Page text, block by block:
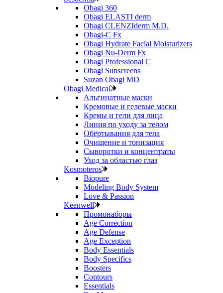
Obagi 360
Obagi ELASTI derm
Obagi CLENZIderm M.D.
Obagi-C Fx
Obagi Hydrate Facial Moisturizers
Obagi Nu-Derm Fx
Obagi Professional C
Obagi Sunscreens
Suzan Obagi MD
Obagi Medical
Альгинатные маски
Кремовые и гелевые маски
Кремы и гели для лица
Линия по уходу за телом
Обёртывания для тела
Очищение и тонизация
Сыворотки и концентраты
Уход за областью глаз
Kosmoteros
Biopure
Modeling Body System
Love & Passion
Keenwell
Промонаборы
Age Correction
Age Defense
Age Exception
Body Essentials
Body Specifics
Boosters
Contours
Essentials